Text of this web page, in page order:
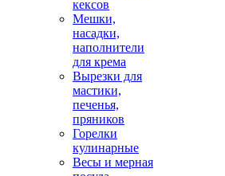
кексов
Мешки,
насадки,
наполнители
для крема
Вырезки для
мастики,
печенья,
пряников
Горелки
кулинарные
Весы и мерная